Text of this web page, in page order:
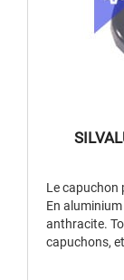
Le capuchon
En
anthracite.
capuchons,